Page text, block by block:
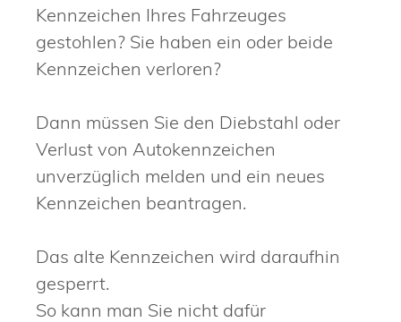
Kennzeichen Ihres Fahrzeuges
gestohlen? Sie haben ein oder beide
Kennzeichen verloren?
Dann müssen Sie den Diebstahl oder
Verlust von Autokennzeichen
unverzüglich melden und ein neues
Kennzeichen beantragen.
Das alte Kennzeichen wird daraufhin
gesperrt.
So kann man Sie nicht dafür